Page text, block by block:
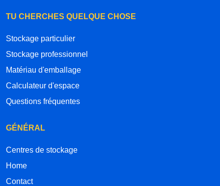
TU CHERCHES QUELQUE CHOSE
Stockage particulier
Stockage professionnel
Matériau d'emballage
Calculateur d'espace
Questions fréquentes
GÉNÉRAL
Centres de stockage
Home
Contact